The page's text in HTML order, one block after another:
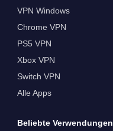
VPN Windows
Chrome VPN
PS5 VPN
Xbox VPN
Switch VPN
Alle Apps
Beliebte Verwendungen